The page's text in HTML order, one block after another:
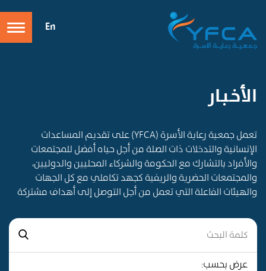
En
الأخـبـار
تعمل جمعية رعاية الأسرة (YFCA) على تقديم المساعدات
الإنسانية والتدخلات ذات الصلة من أجل حياه أفضل للمجتمعات
والأفراد بالتشارك مع الحكومة والشركاء المحليين والدوليين،
والمجتمعات الحضرية والريفية كجهد تكاملي مع كل الجهات
والهيئات الفاعلة التي تعمل من أجل التوصل إلى أهداف مشتركة
عرض بحسب: